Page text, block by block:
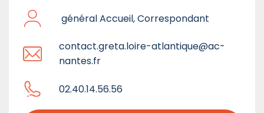
général Accueil, Correspondant
contact.greta.loire-atlantique@ac-
nantes.fr
02.40.14.56.56